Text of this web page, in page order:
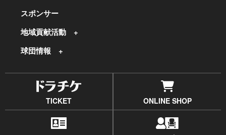
スポンサー
地域貢献活動
球団情報
TICKET ONLINE SHOP